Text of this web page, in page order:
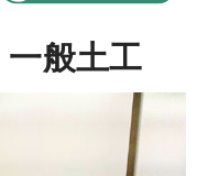
2件
3件
6件
一般土工